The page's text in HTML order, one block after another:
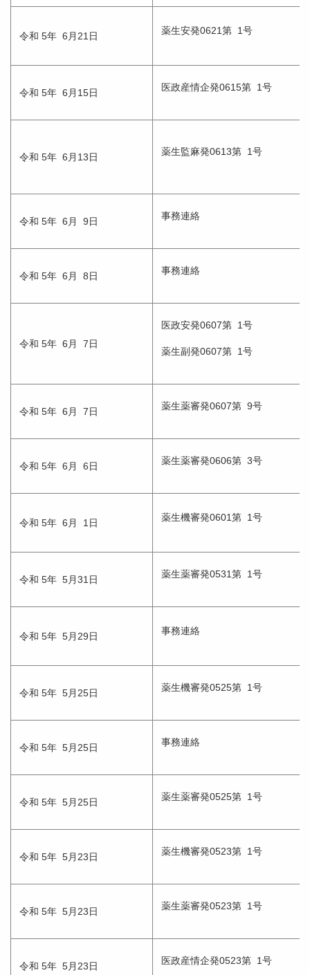
令和 5年 6月21日 薬生安発0621第 1号
令和 5年 6月15日 医政産情企発0615第 1号
令和 5年 6月13日 薬生監麻発0613第 1号
令和 5年 6月 9日 事務連絡
令和 5年 6月 8日 事務連絡
令和 5年 6月 7日
医政安発0607第 1号
薬生副発0607第 1号
令和 5年 6月 7日 薬生薬審発0607第 9号
令和 5年 6月 6日 薬生薬審発0606第 3号
令和 5年 6月 1日 薬生機審発0601第 1号
令和 5年 5月31日 薬生薬審発0531第 1号
令和 5年 5月29日 事務連絡
令和 5年 5月25日 薬生機審発0525第 1号
令和 5年 5月25日 事務連絡
令和 5年 5月25日 薬生薬審発0525第 1号
令和 5年 5月23日 薬生機審発0523第 1号
令和 5年 5月23日 薬生薬審発0523第 1号
令和 5年 5月23日 医政産情企発0523第 1号